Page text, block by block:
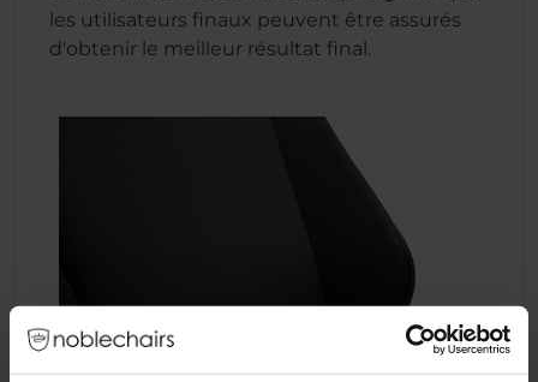
les utilisateurs finaux peuvent être assurés
d'obtenir le meilleur résultat final.